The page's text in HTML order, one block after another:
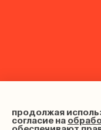
продолжая
согласие на